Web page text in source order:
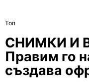
Топ
СНИМКИ И
Правим го
създава